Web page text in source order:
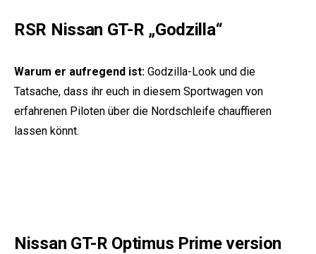
RSR Nissan GT-R „Godzilla“
Warum er aufregend ist: Godzilla-Look und die
Tatsache, dass ihr euch in diesem Sportwagen von
erfahrenen Piloten über die Nordschleife chauffieren
lassen könnt.
Nissan GT-R Optimus Prime version